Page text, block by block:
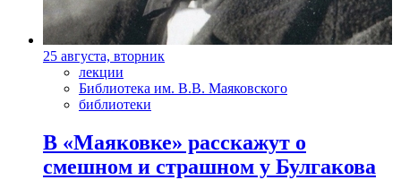
25 августа, вторник
лекции
Библиотека им. В.В. Маяковского
библиотеки
В «Маяковке» расскажут о
смешном и страшном у Булгакова